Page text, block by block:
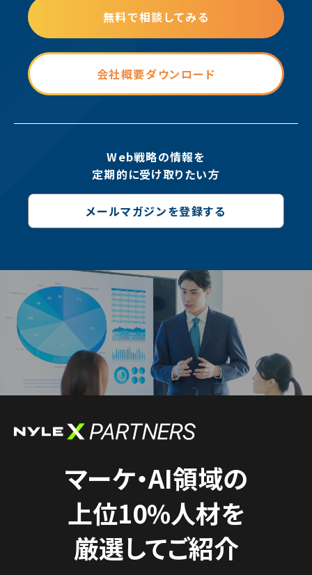
無料で相談してみる
会社概要ダウンロード
Web戦略の情報を
定期的に受け取りたい方
メールマガジンを登録する
マーケ・AI領域の
上位10%人材を
厳選してご紹介